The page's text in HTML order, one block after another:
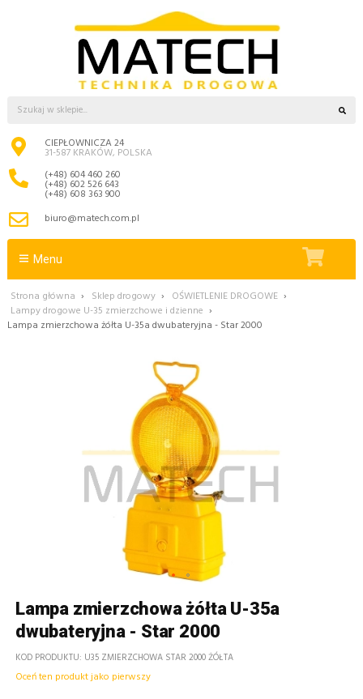
CIEPŁOWNICZA 24
31-587 KRAKÓW, POLSKA
(+48) 604 460 260
(+48) 602 526 643
(+48) 608 363 900
biuro@matech.com.pl
Menu
Strona główna › Sklep drogowy › OŚWIETLENIE DROGOWE ›
Lampy drogowe U-35 zmierzchowe i dzienne ›
Lampa zmierzchowa żółta U-35a dwubateryjna - Star 2000
Lampa zmierzchowa żółta U-35a
dwubateryjna - Star 2000
KOD PRODUKTU U35 ZMIERZCHOWA STAR 2000 ŻÓŁTA
Oceń ten produkt jako pierwszy